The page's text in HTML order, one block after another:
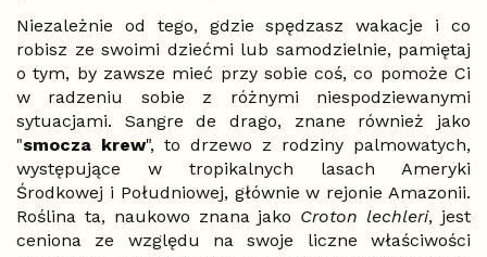
Niezależnie od tego, gdzie spędzasz wakacje i co
robisz ze swoimi dziećmi lub samodzielnie, pamiętaj
o tym, by zawsze mieć przy sobie coś, co pomoże Ci
w radzeniu sobie z różnymi niespodziewanymi
sytuacjami. Sangre de drago, znane również jako
"smocza krew", to drzewo z rodziny palmowatych,
występujące w tropikalnych lasach Ameryki
Środkowej i Południowej, głównie w rejonie Amazonii.
Roślina ta, naukowo znana jako Croton lechleri, jest
ceniona ze względu na swoje liczne właściwości